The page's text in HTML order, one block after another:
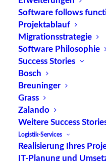
Software follows
Projektablauf
Migrationsstrategie
Software Philosophie
Success Stories
Bosch
Breuninger
Grass
Zalando
Weitere Success
Logistik-Services
Realisierung Ihres
IT-Planung und
Intralogistik